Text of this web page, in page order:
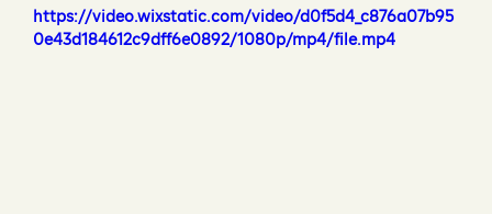
https://video.wixstatic.com/video/d0f5d4_c876a07b95
0e43d184612c9dff6e0892/1080p/mp4/file.mp4